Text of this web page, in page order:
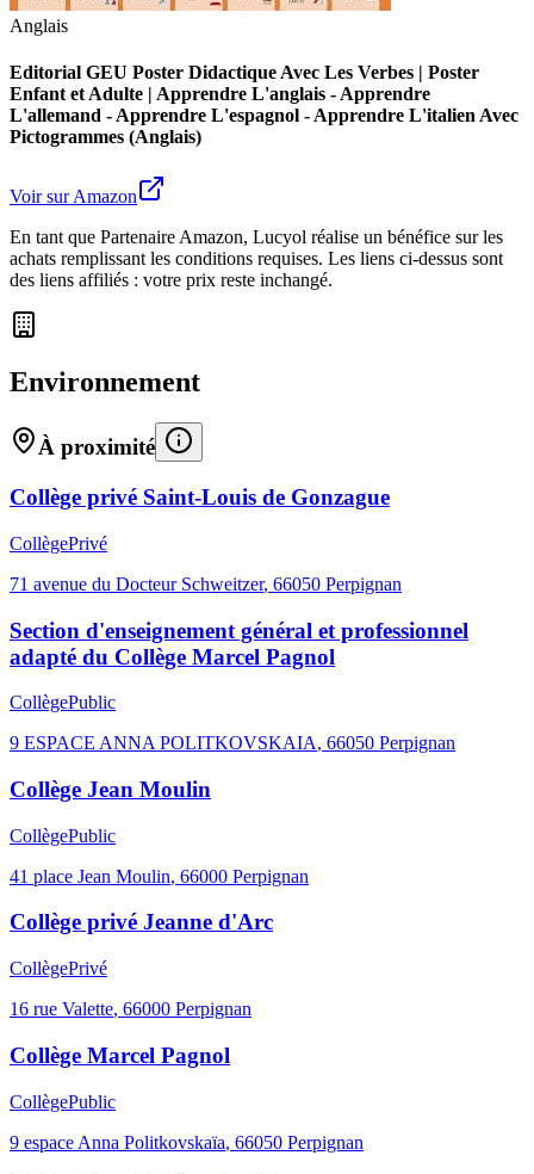
Anglais
Editorial GEU Poster Didactique Avec Les Verbes | Poster
Enfant et Adulte | Apprendre L'anglais - Apprendre
L'allemand - Apprendre L'espagnol - Apprendre L'italien Avec
Pictogrammes (Anglais)
Voir sur Amazon
En tant que Partenaire Amazon, Lucyol réalise un bénéfice sur les
achats remplissant les conditions requises. Les liens ci-dessus sont
des liens affiliés : votre prix reste inchangé.
Environnement
À proximité
Collège privé Saint-Louis de Gonzague
CollègePrivé
71 avenue du Docteur Schweitzer, 66050 Perpignan
Section d'enseignement général et professionnel
adapté du Collège Marcel Pagnol
CollègePublic
9 ESPACE ANNA POLITKOVSKAIA, 66050 Perpignan
Collège Jean Moulin
CollègePublic
41 place Jean Moulin, 66000 Perpignan
Collège privé Jeanne d'Arc
CollègePrivé
16 rue Valette, 66000 Perpignan
Collège Marcel Pagnol
CollègePublic
9 espace Anna Politkovskaïa, 66050 Perpignan